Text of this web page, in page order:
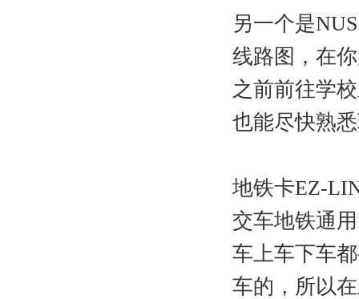
另一个是
线路图，在
之前前往学
也能尽快熟
地铁卡EZ-
交车地铁通
车上车下车
车的，所以